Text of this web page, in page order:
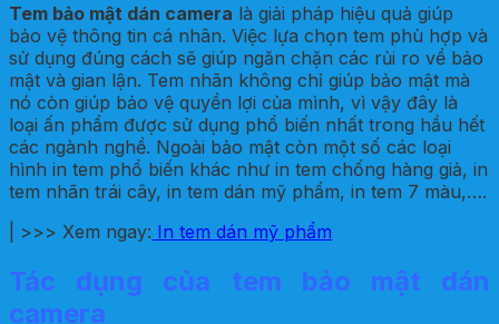
Tem bảo mật dán camera là giải pháp hiệu quả giúp
bảo vệ thông tin cá nhân. Việc lựa chọn tem phù hợp và
sử dụng đúng cách sẽ giúp ngăn chặn các rủi ro về bảo
mật và gian lận. Tem nhãn không chỉ giúp bảo mật mà
nó còn giúp bảo vệ quyền lợi của mình, vì vậy đây là
loại ấn phẩm được sử dụng phổ biến nhất trong hầu hết
các ngành nghề. Ngoài bảo mật còn một số các loại
hình in tem phổ biến khác như in tem chống hàng giả, in
tem nhãn trái cây, in tem dán mỹ phẩm, in tem 7 màu,….
| >>> Xem ngay: In tem dán mỹ phẩm
Tác dụng của tem bảo mật dán
camera